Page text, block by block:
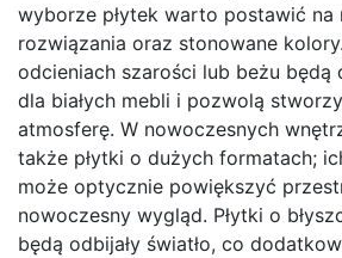
wyborze płytek warto postawić na
rozwiązania oraz stonowane
odcieniach szarości lub beżu będą
dla białych mebli i pozwolą
atmosferę. W nowoczesnych
także płytki o dużych formatach;
może optycznie powiększyć
nowoczesny wygląd. Płytki o
będą odbijały światło, co